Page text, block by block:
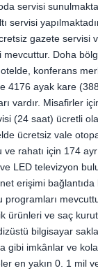
servisi
servisi
gazete servisi
mevcuttur. Doha
konferans
4176 ayak kare
vardır. Misafirler
(24 saat) ücretli
ücretsiz vale
rahatı için 174
LED televizyon
erişimi bağlantıda
programları
ürünleri ve saç
bilgisayar
gibi imkânlar ve
en yakın 0. 1 mil